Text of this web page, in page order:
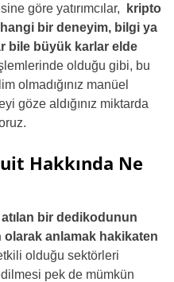
göre yatırımcılar,
kripto
bir deneyim, bilgi ya
bile büyük karlar elde
olduğu gibi, bu
olmadığınız manüel
göze aldığınız miktarda
Hakkında Ne
bir dedikodunun
olarak anlamak hakikaten
olduğu sektörleri
pek de mümkün